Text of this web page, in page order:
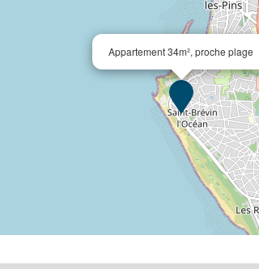
Appartement 34m², proche plage